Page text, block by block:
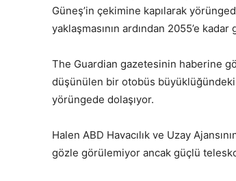
Güneş’in çekimine kapılarak
yaklaşmasının ardından 2055’e
The Guardian gazetesinin haberine
düşünülen bir otobüs büyüklüğündeki
yörüngede dolaşıyor.
Halen ABD Havacılık ve Uzay
gözle görülemiyor ancak güçlü